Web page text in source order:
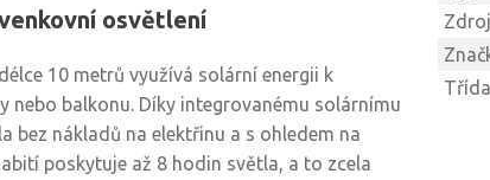
osvětlení
délce 10 metrů využívá solární energii k
nebo balkonu. Díky integrovanému solárnímu
bez nákladů na elektřinu a s ohledem na
poskytuje až 8 hodin světla, a to zcela